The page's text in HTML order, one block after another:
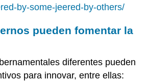
by-some-jeered-by-others/
pueden fomentar la
diferentes pueden
para innovar, entre ellas: